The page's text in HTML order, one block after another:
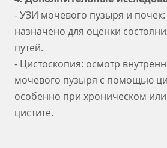
- УЗИ мочевого пузыря и
назначено для оценки
путей.
- Цистоскопия: осмотр
мочевого пузыря с помощью
особенно при хроническом
цистите.